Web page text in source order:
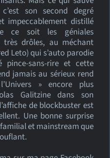
son second degré
impeccablement distillé
ce soit les géniales
très drôles, au méchant
Leto) qui s’auto parodie
pince-sans-rire et cette
jamais au sérieux rend
» encore plus
Galitzine dans son
de blockbuster est
Une bonne surprise
et mainstream que